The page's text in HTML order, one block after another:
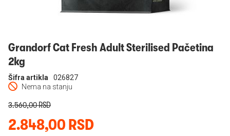
Grandorf Cat Fresh Adult Sterilised Pačetina
2kg
Nema na stanju
Šifra artikla 026827
2.848,00 RSD
3.560,00 RSD